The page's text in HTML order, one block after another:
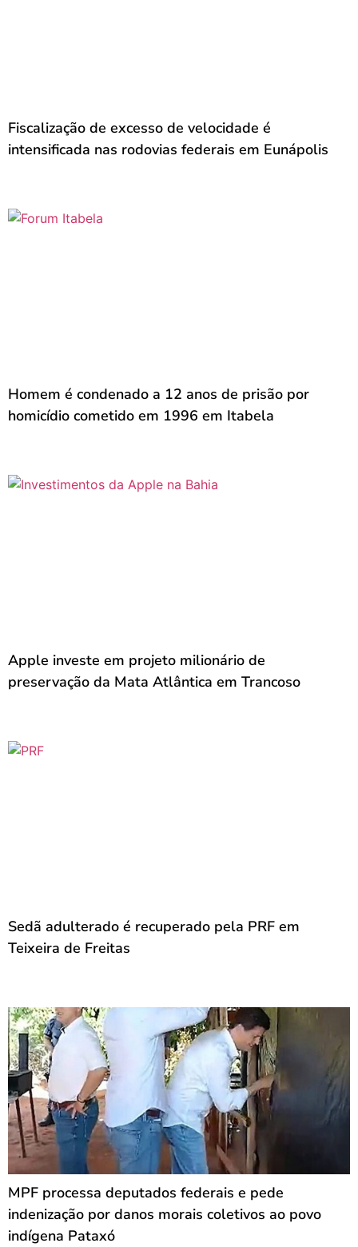
Fiscalização de excesso de velocidade é
intensificada nas rodovias federais em Eunápolis
Homem é condenado a 12 anos de prisão por
homicídio cometido em 1996 em Itabela
Apple investe em projeto milionário de
preservação da Mata Atlântica em Trancoso
Sedã adulterado é recuperado pela PRF em
Teixeira de Freitas
MPF processa deputados federais e pede
indenização por danos morais coletivos ao povo
indígena Pataxó